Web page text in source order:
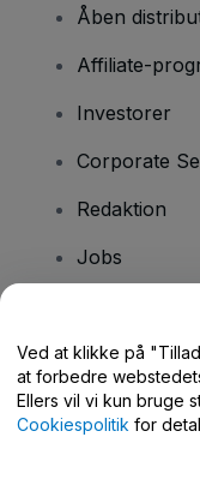
Åben
Affiliate-
Investorer
Corporate
Redaktion
Jobs
Har du spørgsmål?
Ved at klikke på
at forbedre
Ellers vil vi kun bruge
Cookiespolitik for